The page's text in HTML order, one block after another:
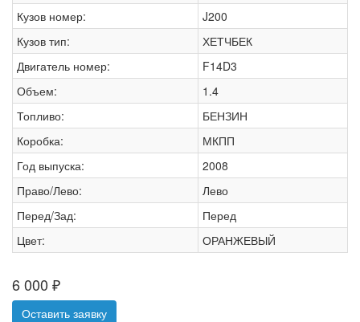
Кузов номер:
J200
Кузов тип:
ХЕТЧБЕК
Двигатель номер:
F14D3
Объем:
1.4
Топливо:
БЕНЗИН
Коробка:
МКПП
Год выпуска:
2008
Право/Лево:
Лево
Перед/Зад:
Перед
Цвет:
ОРАНЖЕВЫЙ
6 000 ₽
Оставить заявку